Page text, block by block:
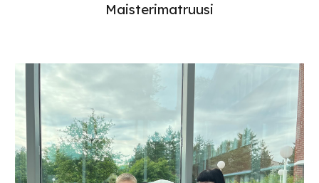
Maisterimatruusi